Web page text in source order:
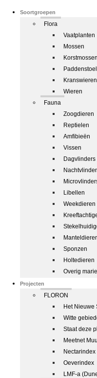
Soortgroepen
Flora
Vaatplanten
Mossen
Korstmossen
Kranswieren
Wieren
Fauna
Zoogdieren
Reptielen
Amfibieën
Vissen
Dagvlinders
Libellen
Weekdieren
Sponzen
Holtedieren
Overig
Projecten
FLORON
Het Nieuwe
Witte
Staat deze
Meetnet
Nectarindex
Oeverindex
LMF-a